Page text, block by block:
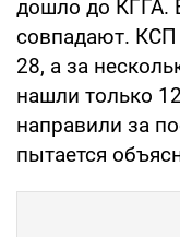
дошло до КГГА.
совпадают. КСП
28, а за
нашли только
направили за
пытается